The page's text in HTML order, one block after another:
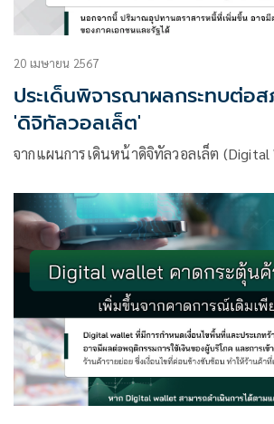
20 เมษายน 2567
ประเด็นพิจารณาผลกระทบต่อ
'ดิจิทัลวอลเล็ต'
จากแผนการเดินหน้าดิจิทัลวอลเล็ต